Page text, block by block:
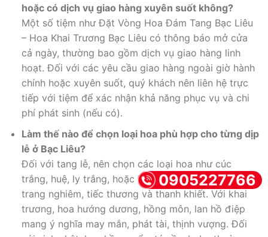
hoặc có dịch vụ giao hàng xuyên suốt không?
Một số tiệm như Đặt Vòng Hoa Đám Tang Bạc Liêu
– Hoa Khai Trương Bạc Liêu có thông báo mở cửa
cả ngày, thường bao gồm dịch vụ giao hàng linh
hoạt. Đối với các yêu cầu giao hàng ngoài giờ hành
chính hoặc xuyên suốt, quý khách nên liên hệ trực
tiếp với tiệm để xác nhận khả năng phục vụ và chi
phí phát sinh (nếu có).
Làm thế nào để chọn loại hoa phù hợp cho từng dịp
lễ ở Bạc Liêu?
Đối với tang lễ, nên chọn các loại hoa như cúc
trắng, huệ, ly trắng, hoặc hoa lan để thể hiện sự
trang nghiêm, tiếc thương và thanh khiết. Với khai
trương, hoa hướng dương, hồng môn, lan hồ điệp
mang ý nghĩa may mắn, phát tài, thịnh vượng. Đối
0905227766